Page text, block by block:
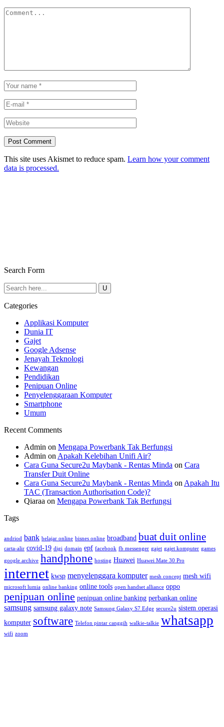
This site uses Akismet to reduce spam. Learn how your comment
data is processed.
Search Form
Categories
Applikasi Komputer
Dunia IT
Gajet
Google Adsense
Jenayah Teknologi
Kewangan
Pendidikan
Penipuan Online
Penyelenggaraan Komputer
Smartphone
Umum
Recent Comments
Admin on Mengapa Powerbank Tak Berfungsi
Admin on Apakah Kelebihan Unifi Air?
Cara Guna Secure2u Maybank - Rentas Minda on Cara
Transfer Duit Online
Cara Guna Secure2u Maybank - Rentas Minda on Apakah Itu
TAC (Transaction Authorisation Code)?
Qiaraa on Mengapa Powerbank Tak Berfungsi
Tags
andriod bank belajar online bisnes online broadband buat duit online
carta-alir covid-19 digi domain epf facebook fb messenger gajet gajet komputer games
google archive handphone hosting Huawei Huawei Mate 30 Pro
internet kwsp menyelenggara komputer mesh concept mesh wifi
microsoft lumia online banking online tools open handset alliance oppo
penipuan online penipuan online banking perbankan online
samsung samsung galaxy note Samsung Galaxy S7 Edge secure2u sistem operasi
komputer software Telefon pintar canggih walkie-talkie whatsapp
wifi zoom